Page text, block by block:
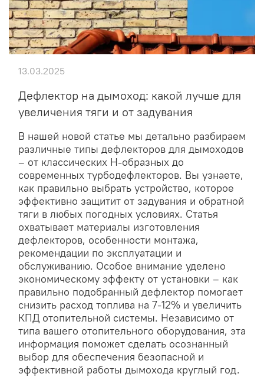
Дефлектор на дымоход: какой лучше для
увеличения тяги и от задувания
В нашей новой статье мы детально разбираем
различные типы дефлекторов для дымоходов
– от классических Н-образных до
современных турбодефлекторов. Вы узнаете,
как правильно выбрать устройство, которое
эффективно защитит от задувания и обратной
тяги в любых погодных условиях. Статья
охватывает материалы изготовления
дефлекторов, особенности монтажа,
рекомендации по эксплуатации и
обслуживанию. Особое внимание уделено
экономическому эффекту от установки – как
правильно подобранный дефлектор помогает
снизить расход топлива на 7-12% и увеличить
КПД отопительной системы. Независимо от
типа вашего отопительного оборудования, эта
информация поможет сделать осознанный
выбор для обеспечения безопасной и
эффективной работы дымохода круглый год.
13.03.2025